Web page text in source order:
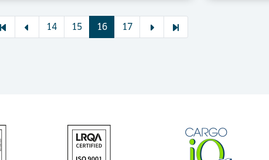
14 15 16 17